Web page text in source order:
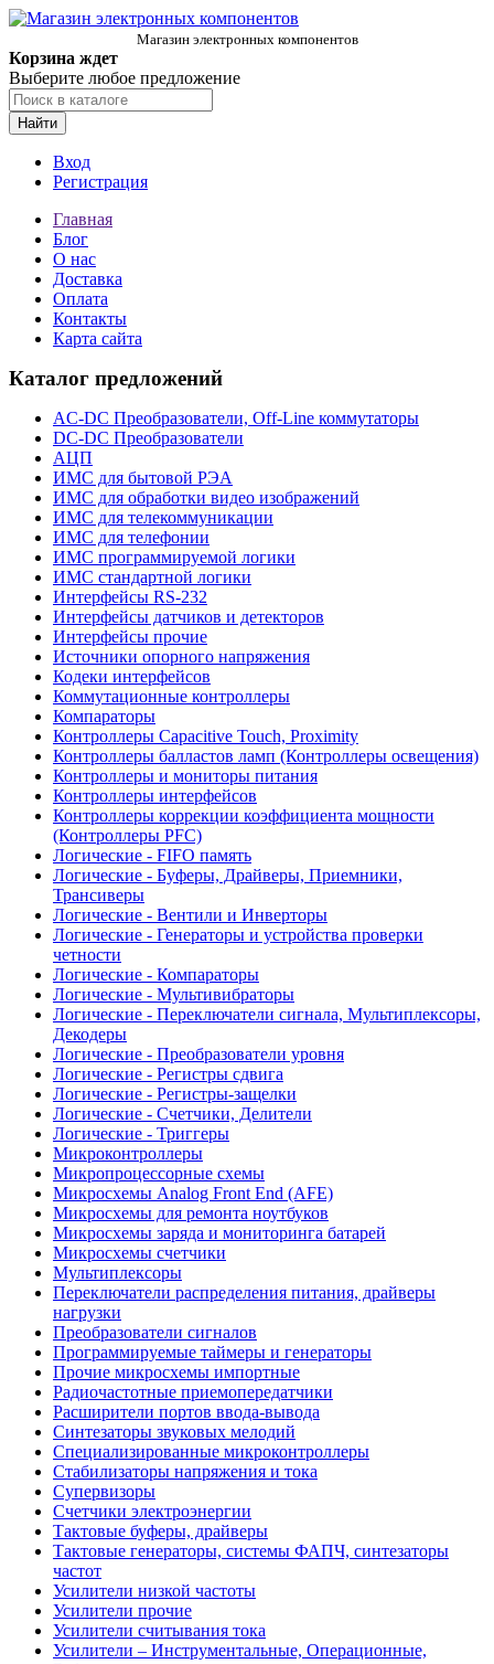
Магазин электронных компонентов
Корзина ждет
Выберите любое предложение
Найти
Вход
Регистрация
Главная
Блог
О нас
Доставка
Оплата
Контакты
Карта сайта
Каталог предложений
AC-DC Преобразователи, Off-Line коммутаторы
DC-DC Преобразователи
АЦП
ИМС для бытовой РЭА
ИМС для обработки видео изображений
ИМС для телекоммуникации
ИМС для телефонии
ИМС программируемой логики
ИМС стандартной логики
Интерфейсы RS-232
Интерфейсы датчиков и детекторов
Интерфейсы прочие
Источники опорного напряжения
Кодеки интерфейсов
Коммутационные контроллеры
Компараторы
Контроллеры Capacitive Touch, Proximity
Контроллеры балластов ламп (Контроллеры освещения)
Контроллеры и мониторы питания
Контроллеры интерфейсов
Контроллеры коррекции коэффициента мощности
(Контроллеры PFC)
Логические - FIFO память
Логические - Буферы, Драйверы, Приемники,
Трансиверы
Логические - Вентили и Инверторы
Логические - Генераторы и устройства проверки
четности
Логические - Компараторы
Логические - Мультивибраторы
Логические - Переключатели сигнала, Мультиплексоры,
Декодеры
Логические - Преобразователи уровня
Логические - Регистры сдвига
Логические - Регистры-защелки
Логические - Счетчики, Делители
Логические - Триггеры
Микроконтроллеры
Микропроцессорные схемы
Микросхемы Analog Front End (AFE)
Микросхемы для ремонта ноутбуков
Микросхемы заряда и мониторинга батарей
Микросхемы счетчики
Мультиплексоры
Переключатели распределения питания, драйверы
нагрузки
Преобразователи сигналов
Программируемые таймеры и генераторы
Прочие микросхемы импортные
Радиочастотные приемопередатчики
Расширители портов ввода-вывода
Синтезаторы звуковых мелодий
Специализированные микроконтроллеры
Стабилизаторы напряжения и тока
Супервизоры
Счетчики электроэнергии
Тактовые буферы, драйверы
Тактовые генераторы, системы ФАПЧ, синтезаторы
частот
Усилители низкой частоты
Усилители прочие
Усилители считывания тока
Усилители – Инструментальные, Операционные,